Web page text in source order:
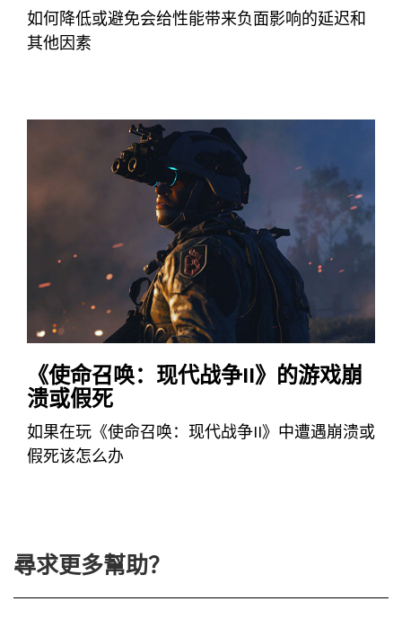
如何降低或避免会给性能带来负面影响的延迟和
其他因素
《使命召唤：现代战争II》的游戏崩
溃或假死
如果在玩《使命召唤：现代战争II》中遭遇崩溃或
假死该怎么办
尋求更多幫助？